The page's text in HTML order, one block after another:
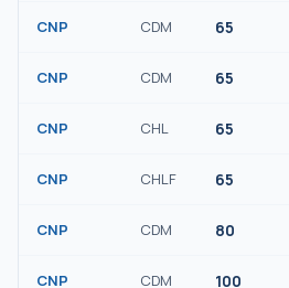
CNP CDM 65
CNP CDM 65
CNP CHL 65
CNP CHLF 65
CNP CDM 80
CNP CDM 100